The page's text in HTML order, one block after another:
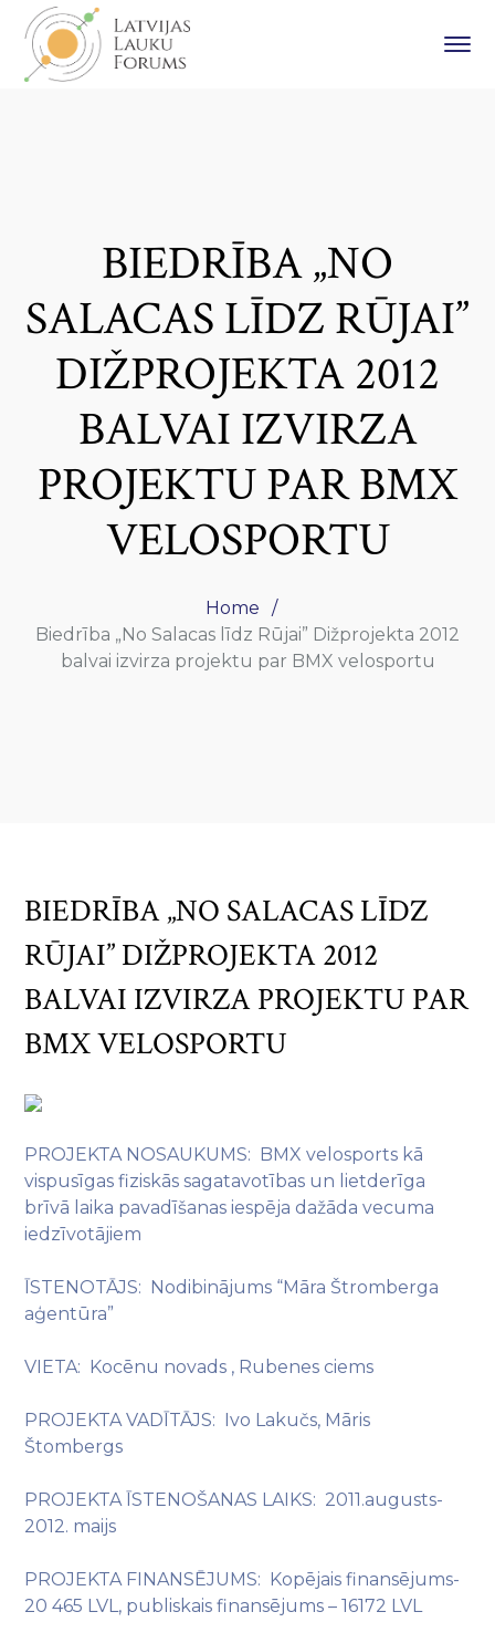
BIEDRĪBA „NO
SALACAS LĪDZ RŪJAI”
DIŽPROJEKTA 2012
BALVAI IZVIRZA
PROJEKTU PAR BMX
VELOSPORTU
Home
Biedrība „No Salacas līdz Rūjai” Dižprojekta 2012
balvai izvirza projektu par BMX velosportu
BIEDRĪBA „NO SALACAS LĪDZ
RŪJAI” DIŽPROJEKTA 2012
BALVAI IZVIRZA PROJEKTU PAR
BMX VELOSPORTU
PROJEKTA NOSAUKUMS: BMX velosports kā
vispusīgas fiziskās sagatavotības un lietderīga
brīvā laika pavadīšanas iespēja dažāda vecuma
iedzīvotājiem
ĪSTENOTĀJS: Nodibinājums “Māra Štromberga
aģentūra”
VIETA: Kocēnu novads , Rubenes ciems
PROJEKTA VADĪTĀJS: Ivo Lakučs, Māris
Štombergs
PROJEKTA ĪSTENOŠANAS LAIKS: 2011.augusts-
2012. maijs
PROJEKTA FINANSĒJUMS: Kopējais finansējums-
20 465 LVL, publiskais finansējums – 16172 LVL